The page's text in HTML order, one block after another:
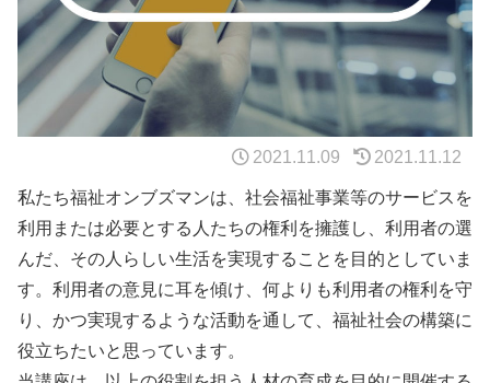
2021.11.09 2021.11.12
私たち福祉オンブズマンは、社会福祉事業等のサービスを
利用または必要とする人たちの権利を擁護し、利用者の選
んだ、その人らしい生活を実現することを目的としていま
す。利用者の意見に耳を傾け、何よりも利用者の権利を守
り、かつ実現するような活動を通して、福祉社会の構築に
役立ちたいと思っています。